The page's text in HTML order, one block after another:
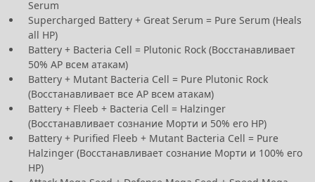
Serum
Supercharged Battery + Great Serum = Pure Serum (Heals
all HP)
Battery + Bacteria Cell = Plutonic Rock (Восстанавливает
50% AP всем атакам)
Battery + Mutant Bacteria Cell = Pure Plutonic Rock
(Восстанавливает все AP всем атакам)
Battery + Fleeb + Bacteria Cell = Halzinger
(Восстанавливает сознание Морти и 50% его HP)
Battery + Purified Fleeb + Mutant Bacteria Cell = Pure
Halzinger (Восстанавливает сознание Морти и 100% его
HP)